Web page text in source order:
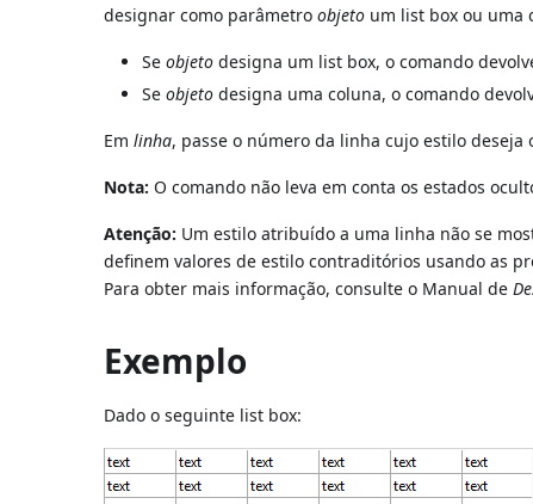
designar como parâmetroobjeto um list box ou uma
Seobjeto designa um list box, o comando
Seobjeto designa uma coluna, o comando
Emlinha, passe o número da linha cujo estilo deseja
Nota: O comando não leva em conta os estados
Atenção: Um estilo atribuído a uma linha não se
definem valores de estilo contraditórios usando as
Para obter mais informação, consulte o Manual de
Exemplo
Dado o seguinte list box: